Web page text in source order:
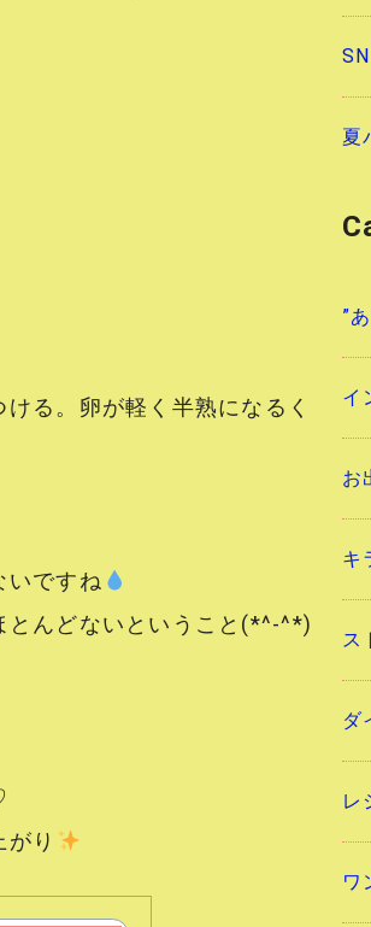
る。卵が軽く半熟になるく
いですね
とんどないということ(*^-^*)
り
夏
”
イ
お
キ
ス
ダ
レ
ワ